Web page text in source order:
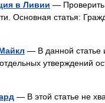
в Ливии — Проверить
Основная статья:
— В данной статье
утверждений
— В этой статье не